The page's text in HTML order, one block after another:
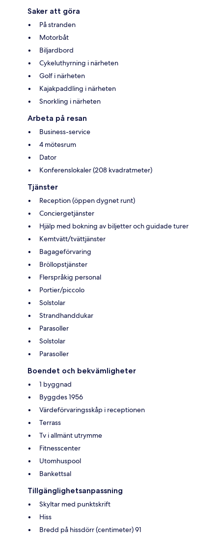
Saker att göra
På stranden
Motorbåt
Biljardbord
Cykeluthyrning i närheten
Golf i närheten
Kajakpaddling i närheten
Snorkling i närheten
Arbeta på resan
Business-service
4 mötesrum
Dator
Konferenslokaler (208 kvadratmeter)
Tjänster
Reception (öppen dygnet runt)
Conciergetjänster
Hjälp med bokning av biljetter och guidade turer
Kemtvätt/tvättjänster
Bagageförvaring
Bröllopstjänster
Flerspråkig personal
Portier/piccolo
Solstolar
Strandhanddukar
Parasoller
Solstolar
Parasoller
Boendet och bekvämligheter
1 byggnad
Byggdes 1956
Värdeförvaringsskåp i receptionen
Terrass
Tv i allmänt utrymme
Fitnesscenter
Utomhuspool
Bankettsal
Tillgänglighetsanpassning
Skyltar med punktskrift
Hiss
Bredd på hissdörr (centimeter) 91